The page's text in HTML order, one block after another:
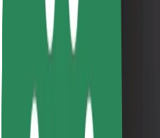
Relación con inversores
Liderazgo
Marca
Fondo Urbano